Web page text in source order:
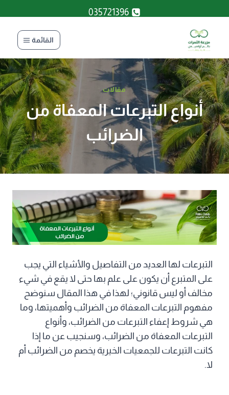
المحتوى
035721396
القائمة
مقالات
أنواع التبرعات المعفاة من
الضرائب
التبرعات لها العديد من التفاصيل والأشياء التي يجب
على المتبرع أن يكون على علم بها حتى لا يقع في شيء
مخالف أو ليس قانوني؛ لهذا في هذا المقال سنوضح
مفهوم التبرعات المعفاة من الضرائب وأهميتها، وما
هي شروط إعفاء التبرعات من الضرائب، وأنواع
التبرعات المعفاة من الضرائب، وسنجيب عن ما إذا
كانت التبرعات للجمعيات الخيرية يخصم من الضرائب أم
لا.